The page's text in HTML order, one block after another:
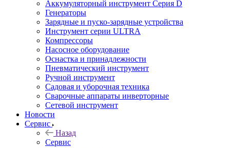
Аккумуляторный инструмент Серия D
Генераторы
Зарядные и пуско-зарядные устройства
Инструмент серии ULTRA
Компрессоры
Насосное оборудование
Оснастка и принадлежности
Пневматический инструмент
Ручной инструмент
Садовая и уборочная техника
Сварочные аппараты инверторные
Сетевой инструмент
Новости
Сервис
Назад
Сервис